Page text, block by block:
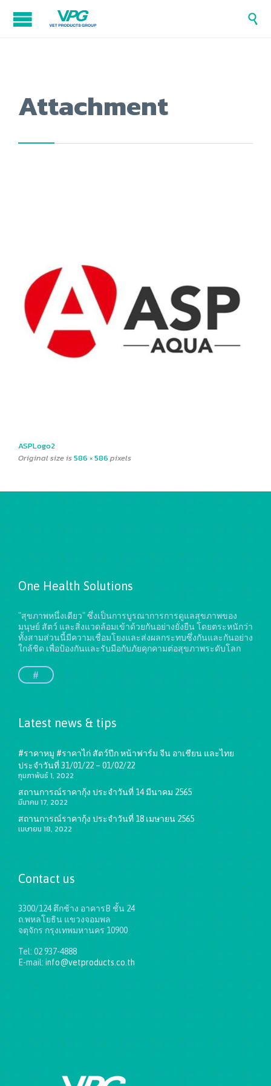

Attachment
ASPLogo2
Original size is586 × 586 pixels
One Health Solutions
"สุขภาพหนึ่งเดียว" ซึ่งเป็นการบูรณาการการดูแลสุขภาพของ
มนุษย์ สัตว์ และสิ่งแวดล้อมเข้าด้วยกันอย่างยั่งยืนโดยตระหนักว่า
ทั้งสามส่วนนี้มีความเชื่อมโยงและส่งผลกระทบซึ่งกันและกันอย่าง
ใกล้ชิด เพื่อป้องกันและรับมือกับภัยคุกคามต่อสุขภาพระดับโลก
#
Latest news & tips
#ราคาหมู #ราคาไก่ สัตว์ปีก หน้าฟาร์ม จีน อาเชียน และไทย
ประจำวันที่ 31/01/22 – 01/02/22
กุมภาพันธ์ 1, 2022
สถานการณ์ราคากุ้ง ประจำวันที่ 14 มีนาคม 2565
มีนาคม 17, 2022
สถานการณ์ราคากุ้ง ประจำวันที่ 18 เมษายน 2565
เมษายน 18, 2022
Contact us
3300/124 ตึกช้าง อาคารB ชั้น 24
ถ.พหลโยธิน แขวงจอมพล
จตุจักร กรุงเทพมหานคร 10900
Tel: 02 937-4888
E-mail: info@vetproducts.co.th